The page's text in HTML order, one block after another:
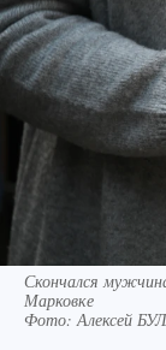
Скончался
Марковке
Фото:Алексей